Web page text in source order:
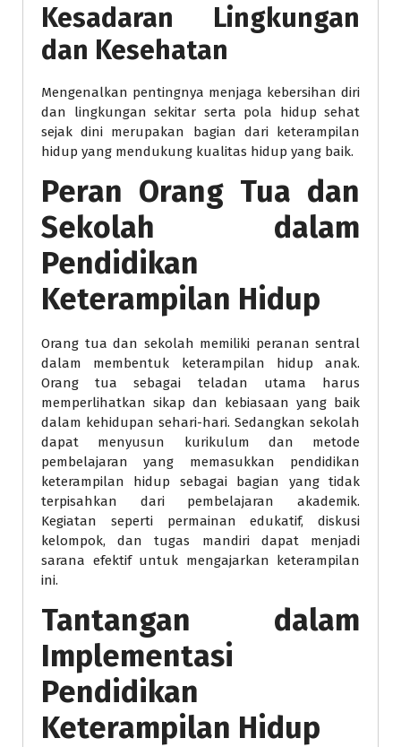
Kesadaran Lingkungan
dan Kesehatan
Mengenalkan pentingnya menjaga kebersihan diri
dan lingkungan sekitar serta pola hidup sehat
sejak dini merupakan bagian dari keterampilan
hidup yang mendukung kualitas hidup yang baik.
Peran Orang Tua dan
Sekolah dalam
Pendidikan
Keterampilan Hidup
Orang tua dan sekolah memiliki peranan sentral
dalam membentuk keterampilan hidup anak.
Orang tua sebagai teladan utama harus
memperlihatkan sikap dan kebiasaan yang baik
dalam kehidupan sehari-hari. Sedangkan sekolah
dapat menyusun kurikulum dan metode
pembelajaran yang memasukkan pendidikan
keterampilan hidup sebagai bagian yang tidak
terpisahkan dari pembelajaran akademik.
Kegiatan seperti permainan edukatif, diskusi
kelompok, dan tugas mandiri dapat menjadi
sarana efektif untuk mengajarkan keterampilan
ini.
Tantangan dalam
Implementasi
Pendidikan
Keterampilan Hidup